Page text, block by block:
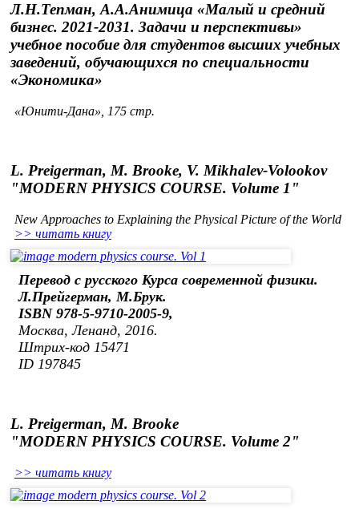
Л.Н.Тепман, А.А.Анимица «Малый и средний
бизнес. 2021-2031. Задачи и перспективы»
учебное пособие для студентов высших учебных
заведений, обучающихся по специальности
«Экономика»
«Юнити-Дана», 175 стр.
L. Preigerman, M. Brooke, V. Mikhalev-Volookov
"MODERN PHYSICS COURSE. Volume 1"
New Approaches to Explaining the Physical Picture of the World
>> читать книгу
Перевод с русского Курса современной физики.
Л.Прейгерман, М.Брук.
ISBN 978-5-9710-2005-9,
Москва, Ленанд, 2016.
Штрих-код 15471
ID 197845
L. Preigerman, M. Brooke
"MODERN PHYSICS COURSE. Volume 2"
>> читать книгу